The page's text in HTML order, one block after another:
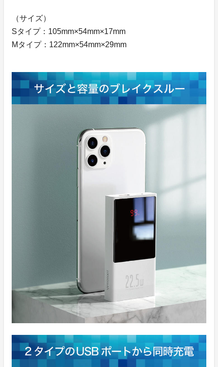
（サイズ）
Sタイプ：105mm×54mm×17mm
Mタイプ：122mm×54mm×29mm